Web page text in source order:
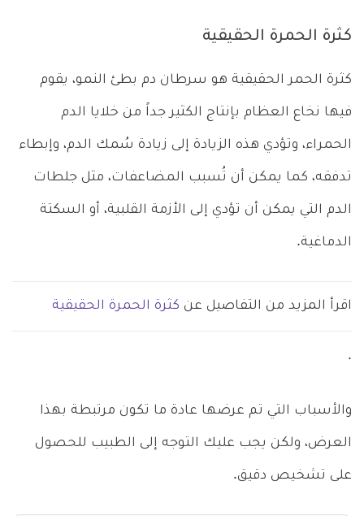
كثرة الحمرة الحقيقية
كثرة الحمر الحقيقية هو سرطان دم بطئ النمو، يقوم
فيها نخاع العظام بإنتاج الكثير جداً من خلايا الدم
الحمراء، وتؤدي هذه الزيادة إلى زيادة سُمك الدم، وإبطاء
تدفقه، كما يمكن أن تُسبب المضاعفات، مثل جلطات
الدم التي يمكن أن تؤدي إلى الأزمة القلبية، أو السكتة
الدماغية.
اقرأ المزيد من التفاصيل عن كثرة الحمرة الحقيقية
.
والأسباب التي تم عرضها عادة ما تكون مرتبطة بهذا
العرض، ولكن يجب عليك التوجه إلى الطبيب للحصول
على تشخيص دقيق.